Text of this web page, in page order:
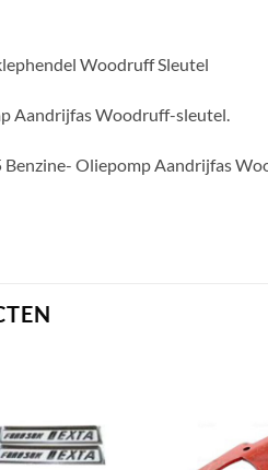
Woodruff Sleutel
Aandrijfas Woodruff-sleutel.
Benzine- Oliepomp Aandrijfas